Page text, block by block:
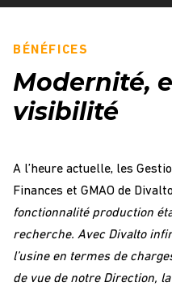
BÉNÉFICES
Modernité,
visibilité
A l’heure actuelle, les
Finances et GMAO de
fonctionnalité production
recherche. Avec Divalto
l’usine en termes de
de vue de notre Direction,